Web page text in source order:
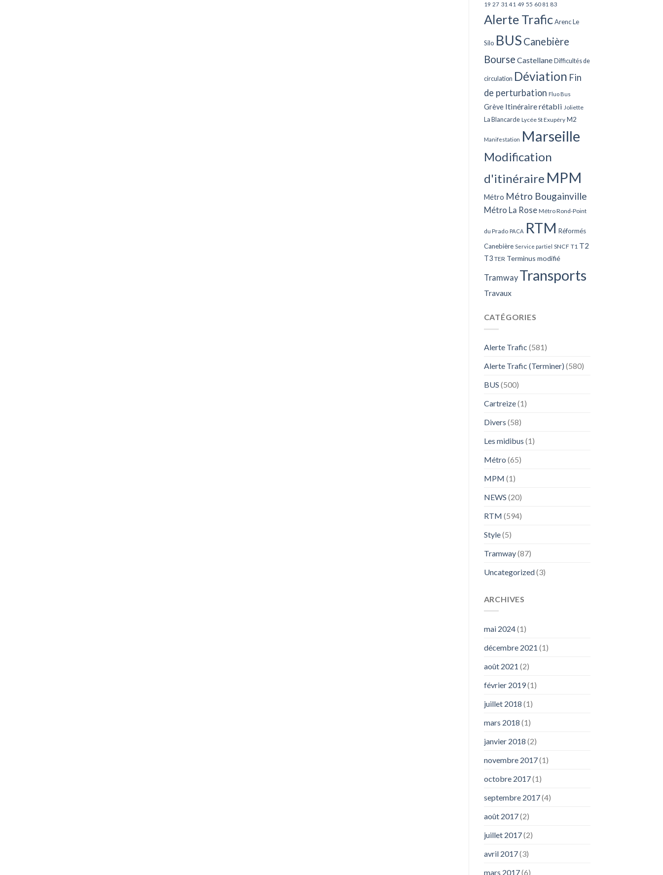
19 27 31 41 49 55 60 81 83
Alerte Trafic Arenc Le
Silo BUS Canebière
Bourse Castellane Difficultés de
circulation Déviation Fin
de perturbation Fluo Bus
Grève Itinéraire rétabli Joliette
La Blancarde Lycée St Exupéry M2
Manifestation Marseille
Modification
d'itinéraire MPM
Métro Métro Bougainville
Métro La Rose Métro Rond-Point
du Prado PACA RTM Réformés
Canebière Service partiel SNCF T1 T2
T3 TER Terminus modifié
Tramway Transports
Travaux
CATÉGORIES
Alerte Trafic (581)
Alerte Trafic (Terminer) (580)
BUS (500)
Cartreize(1)
Divers (58)
Les midibus (1)
Métro (65)
MPM (1)
NEWS (20)
RTM (594)
Style(5)
Tramway(87)
Uncategorized(3)
ARCHIVES
mai 2024(1)
décembre 2021 (1)
août 2021 (2)
février 2019(1)
juillet 2018 (1)
mars 2018 (1)
janvier 2018 (2)
novembre 2017(1)
octobre 2017(1)
septembre 2017(4)
août 2017(2)
juillet 2017(2)
avril 2017(3)
mars 2017(6)